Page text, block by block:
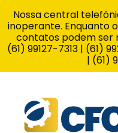
Nossa central
inoperante. Enquanto
contatos podem ser
(61) 99127-7313 | (61)
| (61)